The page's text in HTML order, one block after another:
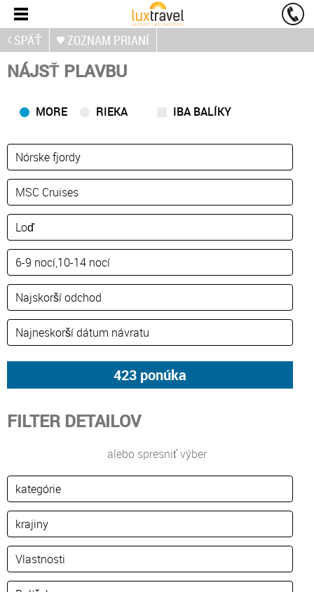
SPÄŤ ZOZNAM PRIANÍ
NÁJSŤ PLAVBU
MORE RIEKA IBA BALÍKY
FILTER DETAILOV
alebo spresniť výber